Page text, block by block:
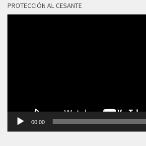
PROTECCIÓN AL CESANTE
00:00